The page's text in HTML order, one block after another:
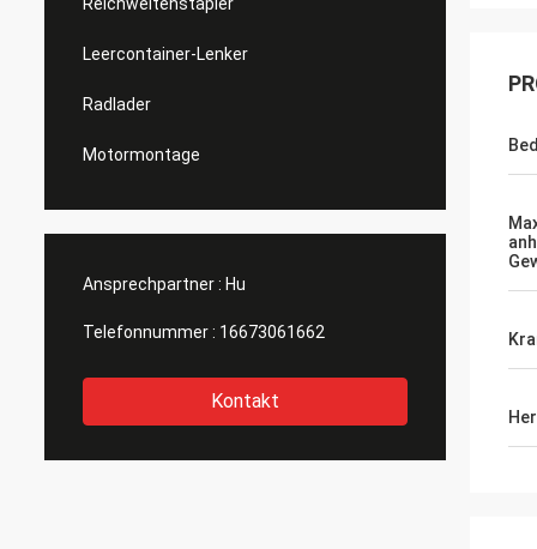
Leercontainer-Lenker
Radlader
Motormontage
Ansprechpartner : Hu
Telefonnummer : 16673061662
Kontakt